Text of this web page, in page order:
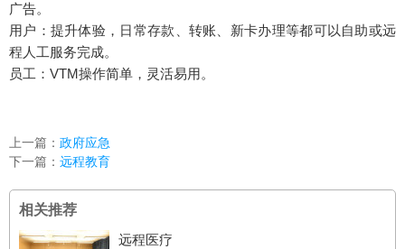
广告。
用户：提升体验，日常存款、转账、新卡办理等都可以自助或远
程人工服务完成。
员工：VTM操作简单，灵活易用。
上一篇： 政府应急
下一篇： 远程教育
相关推荐
远程医疗